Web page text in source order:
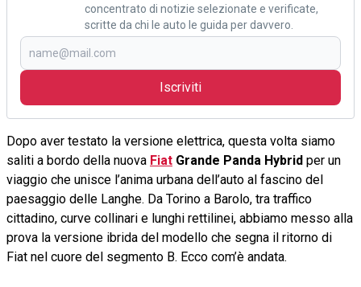
concentrato di notizie selezionate e verificate,
scritte da chi le auto le guida per davvero.
Iscriviti
Dopo aver testato la versione elettrica, questa volta siamo
saliti a bordo della nuova Fiat Grande Panda Hybrid per un
viaggio che unisce l’anima urbana dell’auto al fascino del
paesaggio delle Langhe. Da Torino a Barolo, tra traffico
cittadino, curve collinari e lunghi rettilinei, abbiamo messo alla
prova la versione ibrida del modello che segna il ritorno di
Fiat nel cuore del segmento B. Ecco com’è andata.